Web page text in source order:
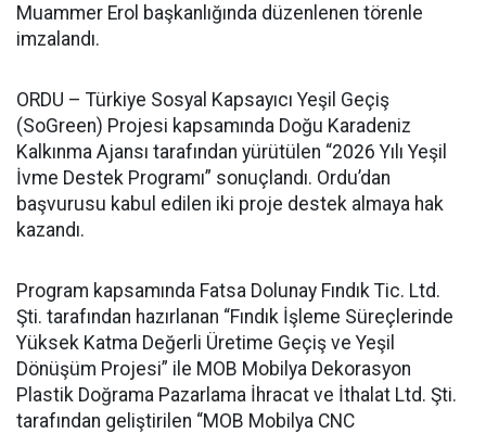
Muammer Erol başkanlığında düzenlenen törenle
imzalandı.
ORDU – Türkiye Sosyal Kapsayıcı Yeşil Geçiş
(SoGreen) Projesi kapsamında Doğu Karadeniz
Kalkınma Ajansı tarafından yürütülen “2026 Yılı Yeşil
İvme Destek Programı” sonuçlandı. Ordu’dan
başvurusu kabul edilen iki proje destek almaya hak
kazandı.
Program kapsamında Fatsa Dolunay Fındık Tic. Ltd.
Şti. tarafından hazırlanan “Fındık İşleme Süreçlerinde
Yüksek Katma Değerli Üretime Geçiş ve Yeşil
Dönüşüm Projesi” ile MOB Mobilya Dekorasyon
Plastik Doğrama Pazarlama İhracat ve İthalat Ltd. Şti.
tarafından geliştirilen “MOB Mobilya CNC